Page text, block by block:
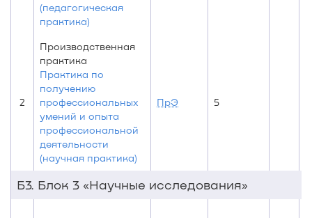
(педагогическая
практика)
2
Производственная
практика
Практика по
получению
профессиональных
умений и опыта
профессиональной
деятельности
(научная практика)
ПрЭ 5
Б3. Блок 3 «Научные исследования»